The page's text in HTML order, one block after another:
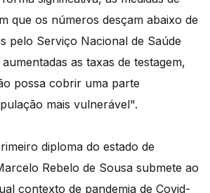
que os números desçam abaixo de
pelo Serviço Nacional de Saúde
as taxas de testagem,
possa cobrir uma parte
mais vulnerável".
diploma do estado de
Rebelo de Sousa submete ao
contexto de pandemia de Covid-